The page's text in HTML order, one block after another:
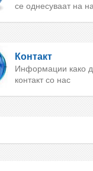
се однесуваат на
Контакт
Информации како
контакт со нас